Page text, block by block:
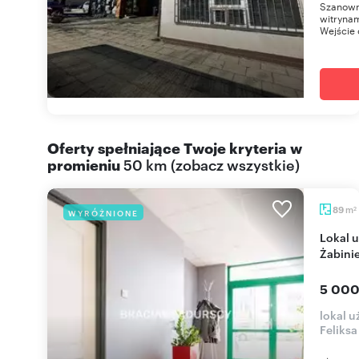
Wejście
Oferty spełniające Twoje kryteria w
promieniu50 km (zobacz wszystkie)
WYRÓŻNIONE 89 m2
Lokal użytkowy 89 m² z witryną, biura i recepcja,
5
lokal